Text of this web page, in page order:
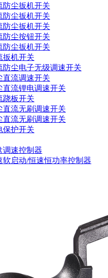
防尘扳机开关
防尘扳机开关
防尘扳机开关
防尘按钮开关
防尘扳机开关
扳机开关
防尘电子无级调速开关
直流调速开关
直流锂电调速开关
跷板开关
直流无刷调速开关
直流无刷调速开关
保护开关
调速控制器
软启动/恒速恒功率控制器